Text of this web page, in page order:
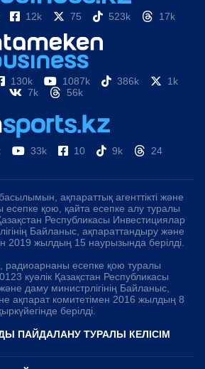
12k 75 523k 17k
130k 1087k 386k
1k
7k
56k
33k 10 9k 24
ақпараттық агенттікті және
есепке қою, қайта есепке алу туралы
Республикасы Инвестициялар
Байланыс, ақпараттандыру және
2019 жылдың 15 наурызында берілді.
радиоарнаны есепке қою туралы
куәлік Қазақстан Республикасы
даму министрлігінің Байланыс,
ақпарат комитетімен 2016 жылдың 8
берілді.
ПАЙДАЛАНУ ТУРАЛЫ КЕЛІСІМ